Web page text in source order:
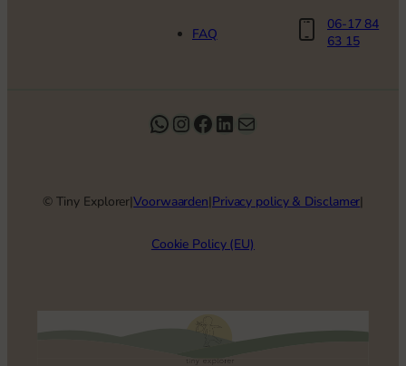
FAQ
06-17 84
63 15
WhatsApp
Instagram
Facebook
LinkedIn
E-mail
© Tiny Explorer|Voorwaarden|Privacy policy & Disclamer|
Cookie Policy (EU)